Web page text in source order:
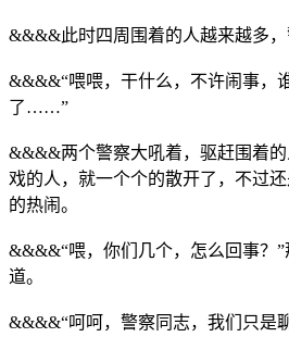
&&&&此时四周围着的人越来越多，
&&&&“喂喂，干什么，不许闹事，
了……”
&&&&两个警察大吼着，驱赶围着
戏的人，就一个个的散开了，不过
的热闹。
&&&&“喂，你们几个，怎么回事？
道。
&&&&“呵呵，警察同志，我们只是